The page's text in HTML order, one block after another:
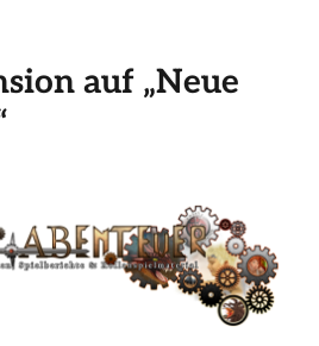
auf „Neue